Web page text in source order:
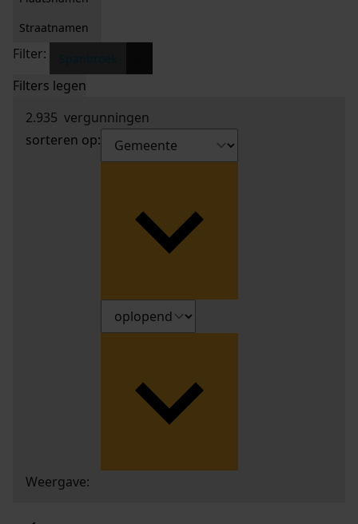
Straatnamen
Filter:
Filters legen
2.935 vergunningen
sorteren op:
Weergave: